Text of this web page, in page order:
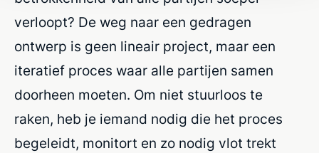
verloopt? De weg naar een gedragen
ontwerp is geen lineair project, maar een
iteratief proces waar alle partijen samen
doorheen moeten. Om niet stuurloos te
raken, heb je iemand nodig die het proces
begeleidt, monitort en zo nodig vlot trekt